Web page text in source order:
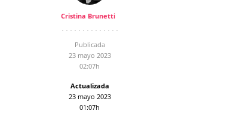
Cristina Brunetti
Publicada
23 mayo 2023
02:07h
Actualizada
23 mayo 2023
01:07h